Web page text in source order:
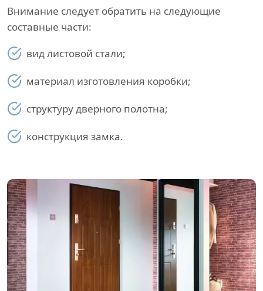
Внимание следует обратить на следующие
составные части:
вид листовой стали;
материал изготовления коробки;
структуру дверного полотна;
конструкция замка.